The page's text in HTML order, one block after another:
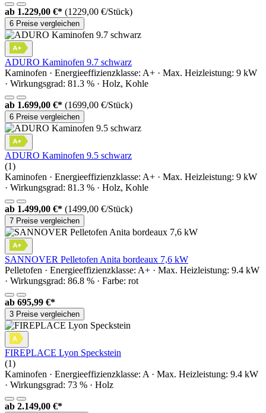
ab 1.229,00 €* (1229,00 €/Stück)
6 Preise vergleichen
ADURO Kaminofen 9.7 schwarz
Kaminofen · Energieeffizienzklasse: A+ · Max. Heizleistung: 9 kW
· Wirkungsgrad: 81.3 % · Holz, Kohle
ab 1.699,00 €* (1699,00 €/Stück)
6 Preise vergleichen
ADURO Kaminofen 9.5 schwarz
(1)
Kaminofen · Energieeffizienzklasse: A+ · Max. Heizleistung: 9 kW
· Wirkungsgrad: 81.3 % · Holz, Kohle
ab 1.499,00 €* (1499,00 €/Stück)
7 Preise vergleichen
SANNOVER Pelletofen Anita bordeaux 7,6 kW
Pelletofen · Energieeffizienzklasse: A+ · Max. Heizleistung: 9.4 kW
· Wirkungsgrad: 86.8 % · Farbe: rot
ab 695,99 €*
3 Preise vergleichen
FIREPLACE Lyon Speckstein
(1)
Kaminofen · Energieeffizienzklasse: A · Max. Heizleistung: 9.4 kW
· Wirkungsgrad: 73 % · Holz
ab 2.149,00 €*